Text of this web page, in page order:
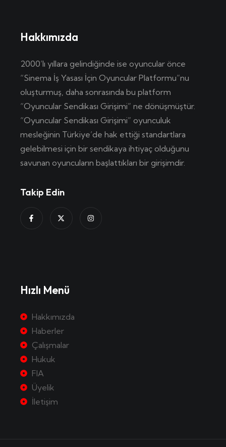
Hakkımızda
2000’lı yıllara gelindiğinde ise oyuncular önce
“Sinema İş Yasası İçin Oyuncular Platformu”nu
oluşturmuş, daha sonrasında bu platform
“Oyuncular Sendikası Girişimi” ne dönüşmüştür.
“Oyuncular Sendikası Girişimi” oyunculuk
mesleğinin Türkiye’de hak ettiği standartlara
gelebilmesi için bir sendikaya ihtiyaç olduğunu
savunan oyuncuların başlattıkları bir girişimdir.
Takip Edin
Hızlı Menü
Hakkımızda
Haberler
Çalışmalar
Hukuk
FIA
Üyelik
İletişim